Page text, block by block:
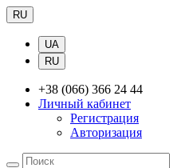
RU
UA
RU
+38 (066) 366 24 44
Личный кабинет
Регистрация
Авторизация